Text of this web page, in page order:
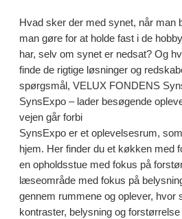
Hvad sker der med synet, når man
man gøre for at holde fast i de
har, selv om synet er nedsat? Og
finde de rigtige løsninger og
spørgsmål, VELUX FONDENS
SynsExpo – lader besøgende
vejen går forbi
SynsExpo er et oplevelsesrum,
hjem. Her finder du et køkken med
en opholdsstue med fokus på
læseområde med fokus på
gennem rummene og oplever, hvor
kontraster, belysning og